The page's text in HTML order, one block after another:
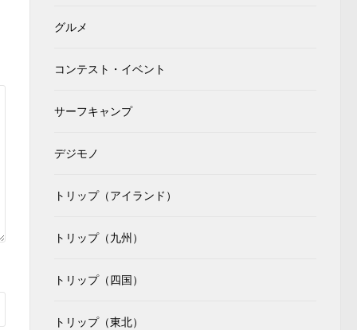
グルメ
コンテスト・イベント
サーフキャンプ
デジモノ
トリップ（アイランド）
トリップ（九州）
トリップ（四国）
トリップ（東北）